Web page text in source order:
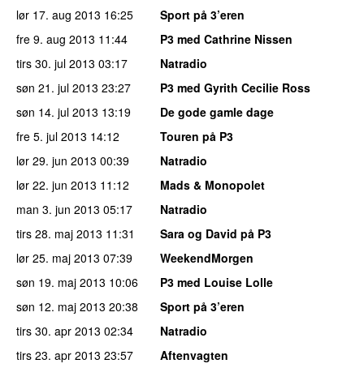
lør 17. aug 2013 16:25
Sport på 3’eren
fre 9. aug 2013 11:44
P3 med Cathrine Nissen
tirs 30. jul 2013 03:17
Natradio
søn 21. jul 2013 23:27
P3 med Gyrith Cecilie Ross
søn 14. jul 2013 13:19
De gode gamle dage
fre 5. jul 2013 14:12
Touren på P3
lør 29. jun 2013 00:39
Natradio
lør 22. jun 2013 11:12
Mads & Monopolet
man 3. jun 2013 05:17
Natradio
tirs 28. maj 2013 11:31
Sara og David på P3
lør 25. maj 2013 07:39
WeekendMorgen
søn 19. maj 2013 10:06
P3 med Louise Lolle
søn 12. maj 2013 20:38
Sport på 3’eren
tirs 30. apr 2013 02:34
Natradio
tirs 23. apr 2013 23:57 Aftenvagten